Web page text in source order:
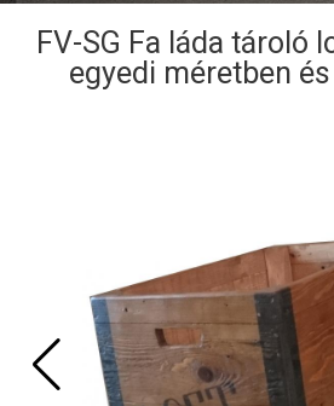
FV-SG Fa láda tároló
egyedi méretben